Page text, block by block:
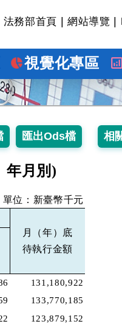
法務部首頁 網站導覽
視覺化專區
年月別)
單位：新臺幣千元
月（年）底
待執行金額
131,180,922
133,770,185
123,879,152